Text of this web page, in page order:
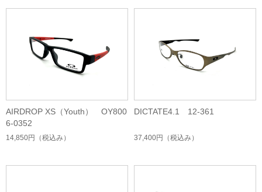
AIRDROP XS（Youth） OY800
6-0352
14,850円 （税込み）
DICTATE4.1 12-361
37,400円 （税込み）